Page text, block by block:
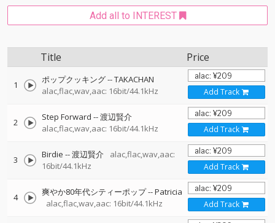
Add all to INTEREST
Title Price
1 ポップクッキング--TAKACHAN
alac,flac,wav,aac: 16bit/44.1kHz
Add Track
2 Step Forward --渡辺賢介
alac,flac,wav,aac: 16bit/44.1kHz
Add Track
3 Birdie --渡辺賢介
alac,flac,wav,aac:
16bit/44.1kHz
Add Track
4 爽やか80年代シティーポップ--Patricia
alac,flac,wav,aac: 16bit/44.1kHz
Add Track